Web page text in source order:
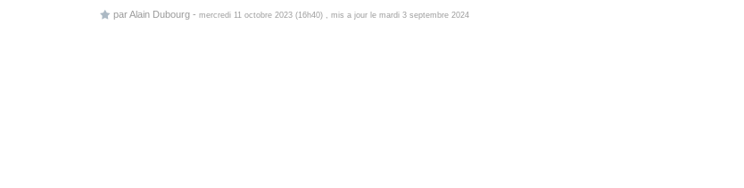
parAlain Dubourg - mercredi 11 octobre 2023 (16h40) , mis a jour le mardi 3 septembre 2024